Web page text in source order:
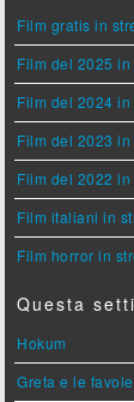
Film gratis in
Film del 2025
Film del 2024
Film del 2023
Film del 2022
Film italiani in
Film horror in
Questa
Hokum
Greta e le